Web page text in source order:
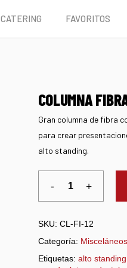
CATERING FAVORITOS
COLUMNA
Gran columna de fibra
para crear
alto standing.
SKU: CL-FI-12
Categoría:
Etiquetas: alto standing